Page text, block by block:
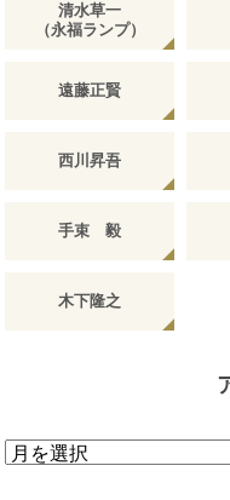
清水草一
（永福ランプ）
遠藤正賢
西川昇吾
手束 毅
木下隆之
ア